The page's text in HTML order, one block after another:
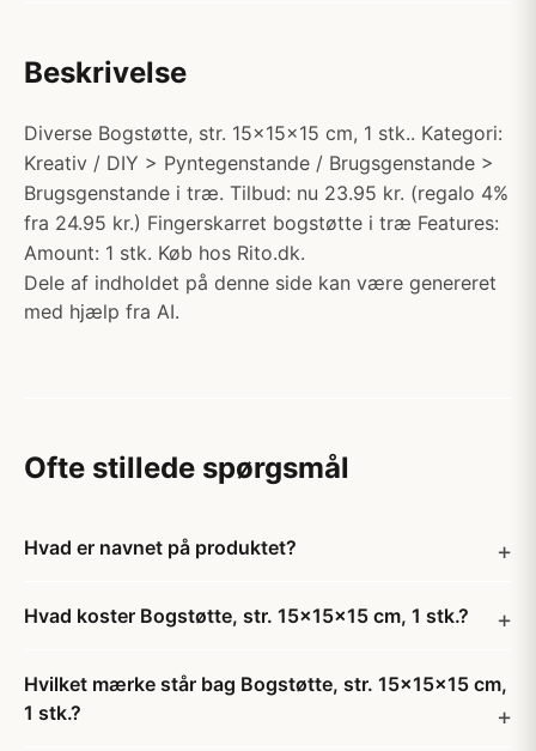
Beskrivelse
Diverse Bogstøtte, str. 15x15x15 cm, 1 stk.. Kategori:
Kreativ / DIY > Pyntegenstande / Brugsgenstande >
Brugsgenstande i træ. Tilbud: nu 23.95 kr. (regalo 4%
fra 24.95 kr.) Fingerskarret bogstøtte i træ Features:
Amount: 1 stk. Køb hos Rito.dk.
Dele af indholdet på denne side kan være genereret
med hjælp fra AI.
Ofte stillede spørgsmål
Hvad er navnet på produktet?
Hvad koster Bogstøtte, str. 15x15x15 cm, 1 stk.?
Hvilket mærke står bag Bogstøtte, str. 15x15x15 cm,
1 stk.?